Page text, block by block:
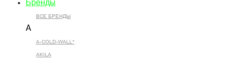
Бренды
ВСЕ БРЕНДЫ
A
A-COLD-WALL*
AKILA